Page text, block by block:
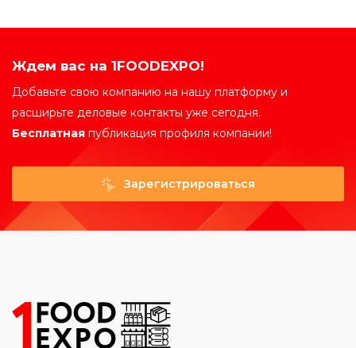
Ждем вас на 1FOODEXPO!
Добавьте свою компанию на нашу платформу и
расширьте деловые контакты уже сегодня.
Бесплатная публикация профиля компании!
Зарегистрироваться